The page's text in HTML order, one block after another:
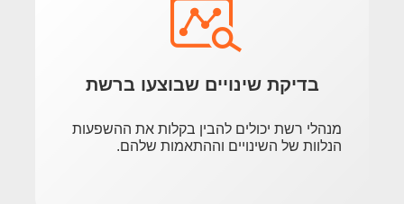
בדיקת שינויים שבוצעו ברשת
מנהלי רשת יכולים להבין בקלות את ההשפעות
הנלוות של השינויים וההתאמות שלהם.